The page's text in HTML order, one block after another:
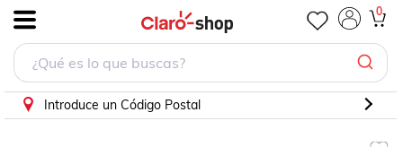
0
Introduce un Código Postal